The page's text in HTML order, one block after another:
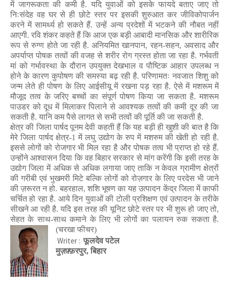
में जागरूकता की कमी है. यदि युवाओं को इसके फायदे बताए जाए तो
निःसंदेह वह घर से ही छोटे स्तर पर इसकी शुरुआत कर जीविकोपार्जन
करने में सामर्थ्य हो सकते हैं. उन्हें अन्य प्रदेशों में भटकने की नौबत नहीं
आएगी. रवि शंकर कहते हैं कि आज एक बड़ी आबादी मानसिक और शारीरिक
रूप से रुग्ण होते जा रही है. अनियमित खानपान, रहन-सहन, अवसाद और
अपर्याप्त पोषक तत्वों की वजह से शरीर रोग ग्रस्त होता जा रहा है. गर्भवती
मां को गर्भावस्था के दौरान उपयुक्त देखभाल व पौष्टिक आहार उपलब्ध न
होने के कारण कुपोषण की समस्या बढ़ रही है. परिणामतः नवजात शिशु को
जन्म लेते ही पोषण के लिए आईसीयू में रखना पड़ रहा है. ऐसे में मशरूम में
मौजूद तत्व के जरिए बच्चों का संपूर्ण पोषण किया जा सकता है. मशरूम
पाउडर को दूध में मिलाकर पिलाने से आवश्यक तत्वों की कमी दूर की जा
सकती है. यानि कम पैसे लागत से सभी तत्वों की पूर्ति की जा सकती है.
क्षेत्र की जिला पार्षद पूनम देवी कहती हैं कि यह बड़ी ही खुशी की बात है कि
मेरे जिला पार्षद क्षेत्र-1में लघु उद्योग के रुप में मशरुम की खेती हो रही है.
इससे लोगों को रोजगार भी मिल रहा है और पोषक तत्व भी प्राप्त हो रहे हैं.
उन्होंने आश्वासन दिया कि वह बिहार सरकार से मांग करेंगी कि इसी तरह के
उद्योग जिला में अधिक से अधिक लगाया जाए ताकि न केवल ग्रामीण क्षेत्रों
की गरीबी एवं भुखमरी मिटे बल्कि लोगों को रोज़गार के लिए परदेस भी जाने
की ज़रूरत न हो. बहरहाल, शशि भूषण का यह उत्पादन केंद्र जिला में काफी
चर्चित हो रहा है. आये दिन युवाओं की टोली प्रशिक्षण एवं उत्पादन के तरीके
सीखने आ रही है. यदि इस तरह की यूनिट छोटे स्तर पर भी शुरू हो जाए तो,
सेहत के साथ-साथ कमाने के लिए भी लोगों का पलायन रुक सकता है.
(चरखा फीचर)
Writer :फूलदेव पटेल
मुज़फ़्फ़रपुर,बिहार